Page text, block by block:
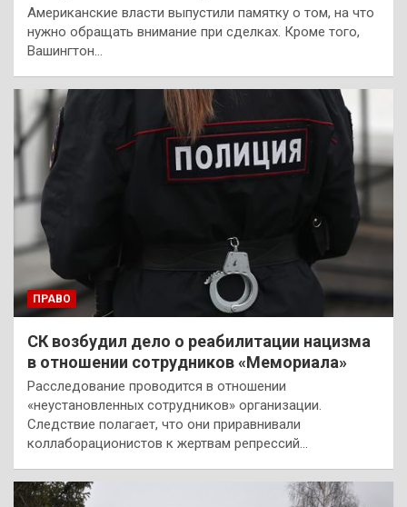
Американские власти выпустили памятку о том, на что
нужно обращать внимание при сделках. Кроме того,
Вашингтон…
ПРАВО
СК возбудил дело о реабилитации нацизма
в отношении сотрудников «Мемориала»
Расследование проводится в отношении
«неустановленных сотрудников» организации.
Следствие полагает, что они приравнивали
коллаборационистов к жертвам репрессий…